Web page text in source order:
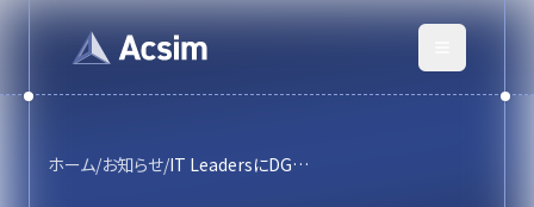
ホーム/お知らせ/ IT LeadersにDGビジネステクノロジー様によるAcsim導入事例記事が掲載されました